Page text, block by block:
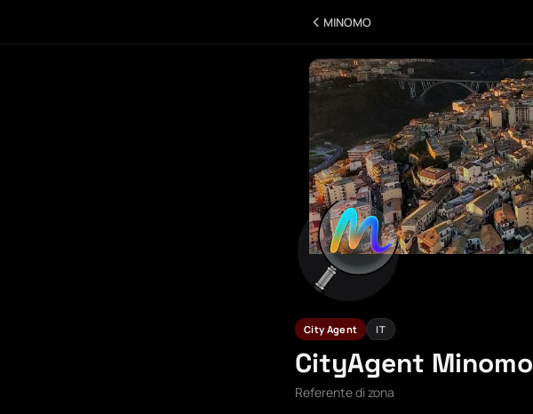
MINOMO
City Agent IT
CityAgent Minomo
Referente di zona